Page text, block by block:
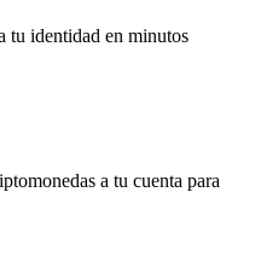
tu identidad en minutos
a tu cuenta para